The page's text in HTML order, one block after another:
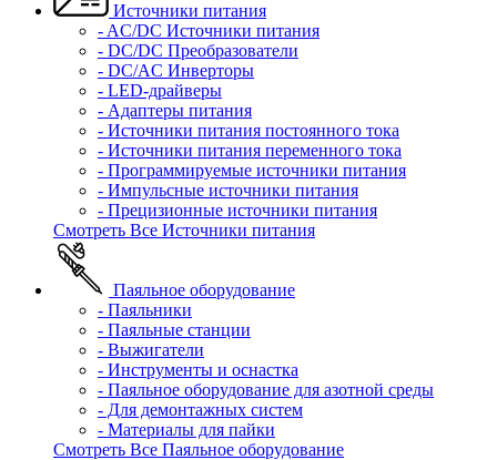
Источники питания
- AC/DC Источники питания
- DC/DC Преобразователи
- DC/AC Инверторы
- LED-драйверы
- Адаптеры питания
- Источники питания постоянного тока
- Источники питания переменного тока
- Программируемые источники питания
- Импульсные источники питания
- Прецизионные источники питания
Смотреть Все Источники питания
Паяльное оборудование
- Паяльники
- Паяльные станции
- Выжигатели
- Инструменты и оснастка
- Паяльное оборудование для азотной среды
- Для демонтажных систем
- Материалы для пайки
Смотреть Все Паяльное оборудование